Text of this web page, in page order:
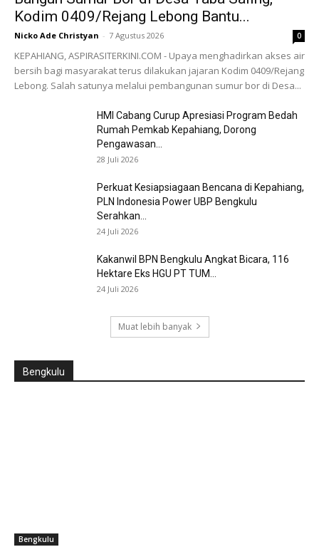
Kodim 0409/Rejang Lebong Bantu...
Nicko Ade Christyan - 7 Agustus 2026 0
KEPAHIANG, ASPIRASITERKINI.COM - Upaya menghadirkan akses air
bersih bagi masyarakat terus dilakukan jajaran Kodim 0409/Rejang
Lebong. Salah satunya melalui pembangunan sumur bor di Desa...
HMI Cabang Curup Apresiasi Program Bedah
Rumah Pemkab Kepahiang, Dorong
Pengawasan...
28 Juli 2026
Perkuat Kesiapsiagaan Bencana di Kepahiang,
PLN Indonesia Power UBP Bengkulu
Serahkan...
24 Juli 2026
Kakanwil BPN Bengkulu Angkat Bicara, 116
Hektare Eks HGU PT TUM...
24 Juli 2026
Muat lebih banyak
Bengkulu
Bengkulu